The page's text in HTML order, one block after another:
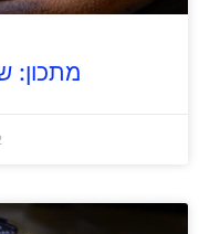
מתכון:
2